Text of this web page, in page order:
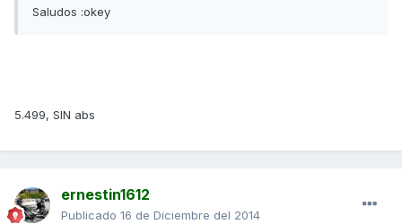
Saludos :okey
5.499, SIN abs
ernestin1612
Publicado 16 de Diciembre del 2014